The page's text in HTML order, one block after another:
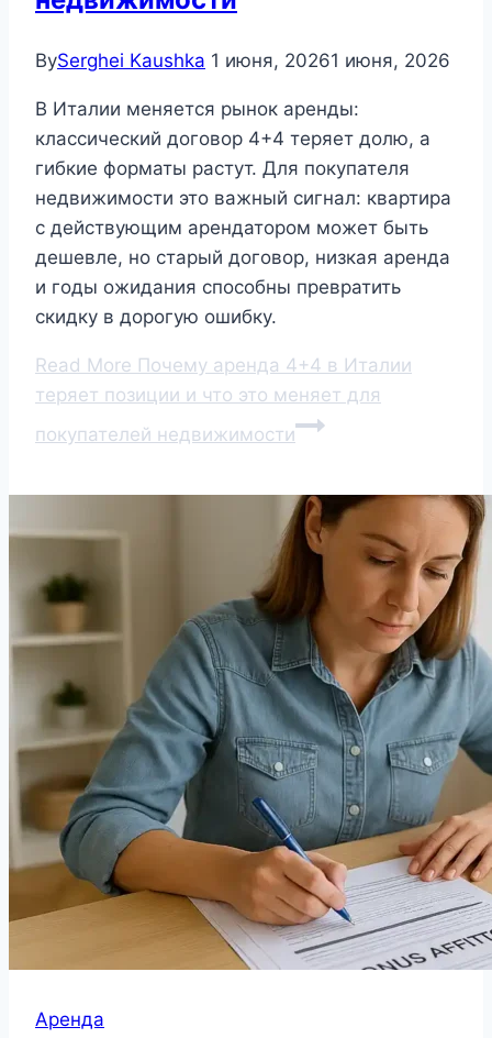
BySerghei Kaushka 1 июня, 20261 июня, 2026
В Италии меняется рынок аренды:
классический договор 4+4 теряет долю, а
гибкие форматы растут. Для покупателя
недвижимости это важный сигнал: квартира
с действующим арендатором может быть
дешевле, но старый договор, низкая аренда
и годы ожидания способны превратить
скидку в дорогую ошибку.
Read More Почему аренда 4+4 в Италии
теряет позиции и что это меняет для
покупателей недвижимости
Аренда